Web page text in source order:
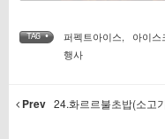
TAG • 퍼펙트아이스, 아이스
행사
Prev 24.화르르불초밥(소고